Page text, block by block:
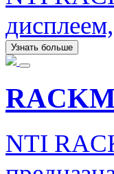
Узнать больше
NTI